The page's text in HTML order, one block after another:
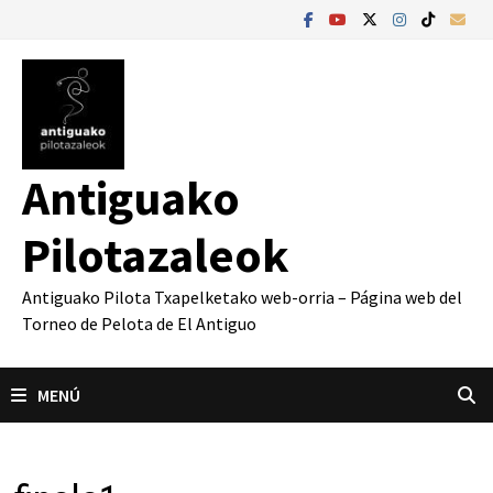
contenido
Antiguako
Pilotazaleok
Antiguako Pilota Txapelketako web-orria – Página web del
Torneo de Pelota de El Antiguo
MENÚ